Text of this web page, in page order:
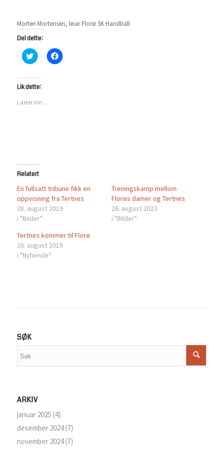
Morten Mortensen, leiar Florø SK Handball
Del dette:
Klikk
for
på
Twitter(åpnes
en
ny
Klikk
for
Lik dette:
Laster inn...
Relatert
En fullsatt tribune fikk en
oppvisning fra Tertnes
28. august 2019
i "Bilder"
Treningskamp mellom
Florøs damer og Tertnes
26. august 2023
i "Bilder"
Tertnes kommer til Florø
26. august 2019
i "Nyhende"
SØK
ARKIV
januar 2025 (4)
desember 2024(7)
november 2024(7)